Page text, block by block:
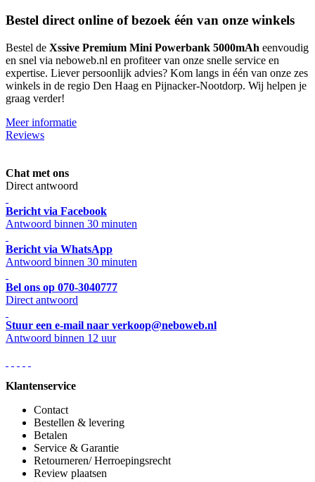
Bestel direct online of bezoek één van onze winkels
Bestel de Xssive Premium Mini Powerbank 5000mAh eenvoudig
en snel via neboweb.nl en profiteer van onze snelle service en
expertise. Liever persoonlijk advies? Kom langs in één van onze zes
winkels in de regio Den Haag en Pijnacker-Nootdorp. Wij helpen je
graag verder!
Meer informatie
Reviews
Chat met ons
Direct antwoord
Bericht via Facebook
Antwoord binnen 30 minuten
Bericht via WhatsApp
Antwoord binnen 30 minuten
Bel ons op 070-3040777
Direct antwoord
Stuur een e-mail naar verkoop@neboweb.nl
Antwoord binnen 12 uur
Klantenservice
Contact
Bestellen & levering
Betalen
Service & Garantie
Retourneren/ Herroepingsrecht
Review plaatsen